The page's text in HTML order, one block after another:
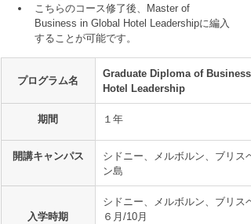
こちらのコース修了後、Master of
Business in Global Hotel Leadershipに編入
することが可能です。
プログラム名
Graduate Diploma of
Hotel Leadership
期間 １年
開講キャンパス
シドニー、メルボルン、ブリス
ン島
入学時期
シドニー、メルボルン、ブリス
６月/10月